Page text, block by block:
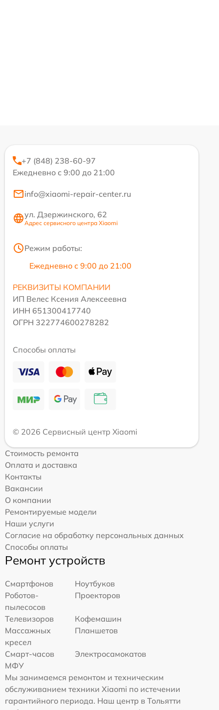
+7 (848) 238-60-97
Ежедневно с 9:00 до 21:00
info@xiaomi-repair-center.ru
ул. Дзержинского, 62
Адрес сервисного центра Xiaomi
Режим работы:
Ежедневно с 9:00 до 21:00
РЕКВИЗИТЫ КОМПАНИИ
ИП Велес Ксения Алексеевна
ИНН 651300417740
ОГРН 322774600278282
Способы оплаты
© 2026 Сервисный центр Xiaomi
Стоимость ремонта
Оплата и доставка
Контакты
Вакансии
О компании
Ремонтируемые модели
Наши услуги
Согласие на обработку персональных данных
Способы оплаты
Ремонт устройств
Смартфонов
Ноутбуков
Роботов-
пылесосов
Проекторов
Телевизоров
Кофемашин
Массажных
кресел
Планшетов
Смарт-часов
Электросамокатов
МФУ
Мы занимаемся ремонтом и техническим
обслуживанием техники Xiaomi по истечении
гарантийного периода. Наш центр в Тольятти